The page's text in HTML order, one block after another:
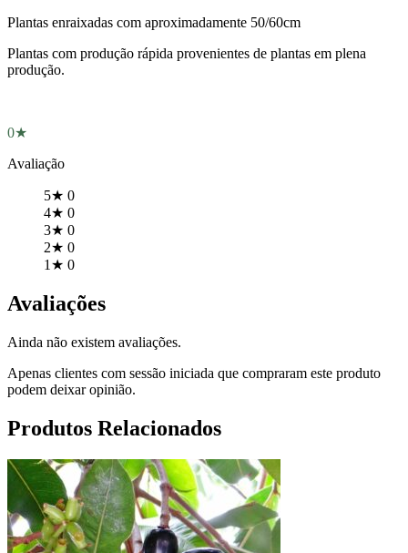
Plantas enraixadas com aproximadamente 50/60cm
Plantas com produção rápida provenientes de plantas em plena
produção.
0★
Avaliação
5★ 0
4★ 0
3★ 0
2★ 0
1★ 0
Avaliações
Ainda não existem avaliações.
Apenas clientes com sessão iniciada que compraram este produto
podem deixar opinião.
Produtos Relacionados